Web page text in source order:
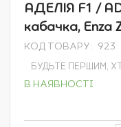
Перейти
початку
галереї
АДЕЛІЯ F1 /
кабачка, Enza
КОД ТОВАРУ 923
БУДЬТЕ ПЕРШИМ,
В НАЯВНОСТІ